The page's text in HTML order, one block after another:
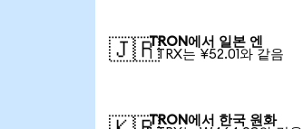
🇯🇵TRON에서 일본 엔
1 TRX는 ¥52.01와 같음
TRON에서 한국 원화